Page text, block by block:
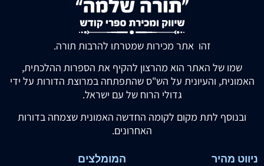
זהו אתר מכירות שמטרתו להרבות תורה.
שמו של האתר הוא מהרצון להקיף את הספרות ההלכתית,
האמונית, והעיונית על הש"ס שהתפתחה במרוצת הדורות על ידי
גדולי הרוח של עם ישראל.
ובנוסף לתת מקום לקומה החדשה האמונית שצמחה בדורות
האחרונים.
ניווט מהיר המומלצים